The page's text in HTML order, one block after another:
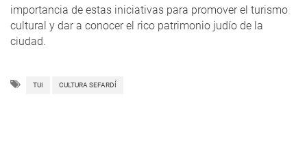
importancia de estas iniciativas para promover el turismo
cultural y dar a conocer el rico patrimonio judío de la
ciudad.
TUI CULTURA SEFARDÍ